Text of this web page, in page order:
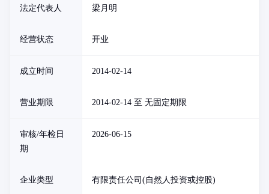
法定代表人 梁月明
经营状态 开业
成立时间 2014-02-14
营业期限 2014-02-14 至 无固定期限
审核/年检日
期
2026-06-15
企业类型 有限责任公司(自然人投资或控股)